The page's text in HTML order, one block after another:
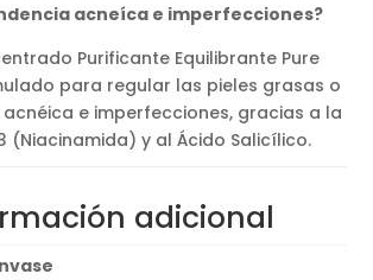
era:
56,80€.
es:
45,44€.
acneíca e imperfecciones?
Purificante Equilibrante Pure
para regular las pieles grasas o
e imperfecciones, gracias a la
(Niacinamida) y al Ácido Salicílico.
adicional